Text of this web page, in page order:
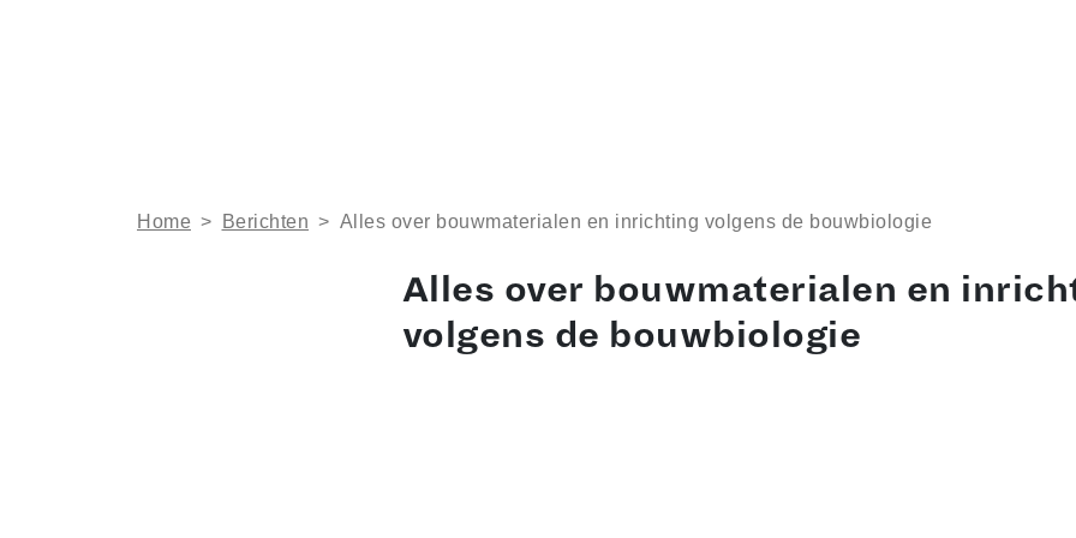
Home > Berichten > Alles over bouwmaterialen en inrichting volgens de bouwbiologie
Alles over bouwmaterialen en
volgens de bouwbiologie